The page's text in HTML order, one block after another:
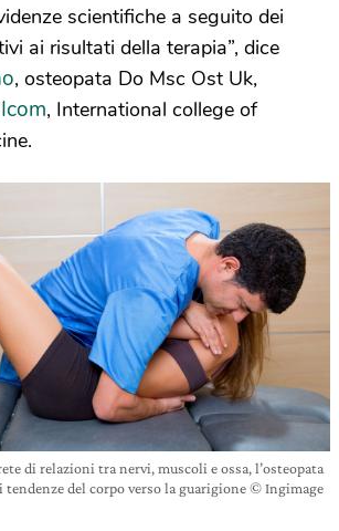
scientifiche a seguito dei
ai risultati della terapia”, dice
, osteopata Do Msc Ost Uk,
Icom, International college of
di relazioni tra nervi, muscoli e ossa, l’osteopata
tendenze del corpo verso la guarigione © Ingimage